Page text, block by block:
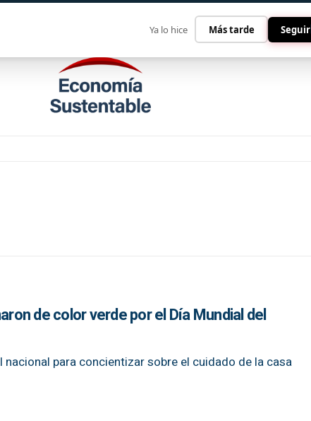
CONTACTO
de color verde por el Día Mundial del
para concientizar sobre el cuidado de la casa
Ya lo hice Más tarde Seguir